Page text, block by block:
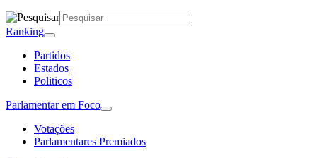
Ranking
Partidos
Estados
Politicos
Parlamentar em Foco
Votações
Parlamentares Premiados